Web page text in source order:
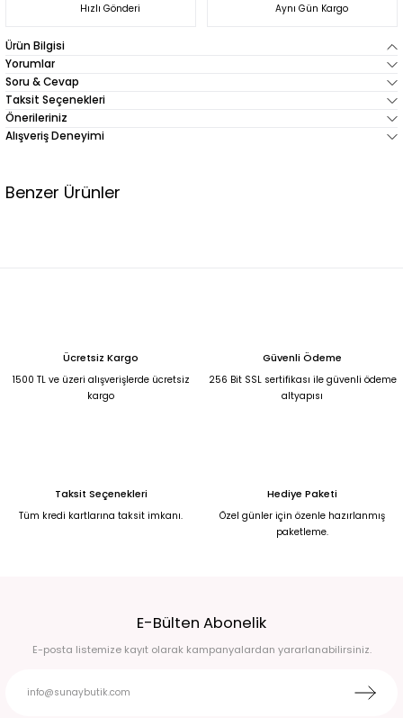
Hızlı Gönderi Aynı Gün Kargo
Ürün Bilgisi
Yorumlar
Soru & Cevap
Taksit Seçenekleri
Önerileriniz
Alışveriş Deneyimi
Benzer Ürünler
5.250,00 TL
Bebek Mavisi Şifon Uzun Abiye 50 Saks Mavisi Şifon Yırtmaçlı Abiye 50
Ücretsiz Kargo
1500 TL ve üzeri alışverişlerde ücretsiz
kargo
Güvenli Ödeme
256 Bit SSL sertifikası ile güvenli ödeme
altyapısı
Taksit Seçenekleri
Tüm kredi kartlarına taksit imkanı.
Hediye Paketi
Özel günler için özenle hazırlanmış
paketleme.
E-Bülten Abonelik
E-posta listemize kayıt olarak kampanyalardan yararlanabilirsiniz.